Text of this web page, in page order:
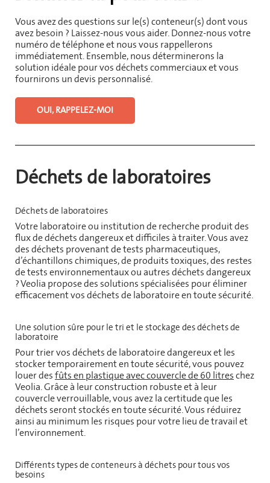
Vous avez des questions sur le(s) conteneur(s) dont vous
avez besoin ? Laissez-nous vous aider. Donnez-nous votre
numéro de téléphone et nous vous rappellerons
immédiatement. Ensemble, nous déterminerons la
solution idéale pour vos déchets commerciaux et vous
fournirons un devis personnalisé.
OUI, RAPPELEZ-MOI
Déchets de laboratoires
Déchets de laboratoires
Votre laboratoire ou institution de recherche produit des
flux de déchets dangereux et difficiles à traiter. Vous avez
des déchets provenant de tests pharmaceutiques,
d’échantillons chimiques, de produits toxiques, des restes
de tests environnementaux ou autres déchets dangereux
? Veolia propose des solutions spécialisées pour éliminer
efficacement vos déchets de laboratoire en toute sécurité.
Une solution sûre pour le tri et le stockage des déchets de
laboratoire
Pour trier vos déchets de laboratoire dangereux et les
stocker temporairement en toute sécurité, vous pouvez
louer desfûts en plastique avec couvercle de 60 litreschez
Veolia. Grâce à leur construction robuste et à leur
couvercle verrouillable, vous avez la certitude que les
déchets seront stockés en toute sécurité. Vous réduirez
ainsi au minimum les risques pour votre lieu de travail et
l’environnement.
Différents types de conteneurs à déchets pour tous vos
besoins